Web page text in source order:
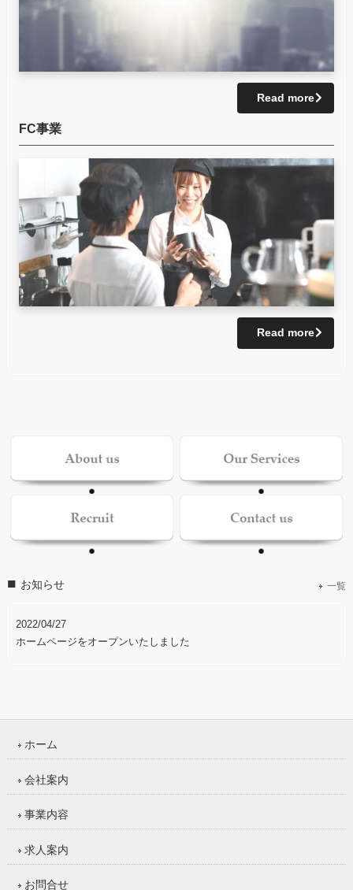
Read more
FC事業
Read more
お知らせ 一覧
2022/04/27
ホームページをオープンいたしました
ホーム
会社案内
事業内容
求人案内
お問合せ